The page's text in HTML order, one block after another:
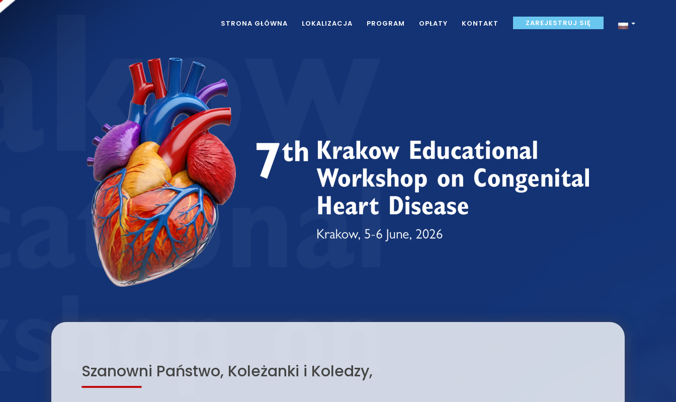
STRONA GŁÓWNA LOKALIZACJA PROGRAM OPŁATY KONTAKT ZAREJESTRUJ SIĘ
Szanowni Państwo, Koleżanki i Koledzy,